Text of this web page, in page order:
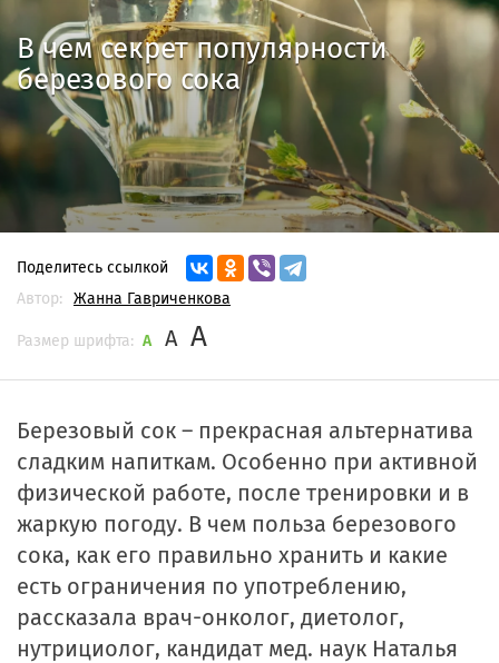
07.04.2026
В чем секрет популярности
березового сока
Поделитесь ссылкой
Автор:
Жанна Гавриченкова
Размер шрифта: A A A
Березовый сок – прекрасная альтернатива
сладким напиткам. Особенно при активной
физической работе, после тренировки и в
жаркую погоду. В чем польза березового
сока, как его правильно хранить и какие
есть ограничения по употреблению,
рассказала врач-онколог, диетолог,
нутрициолог, кандидат мед. наук Наталья